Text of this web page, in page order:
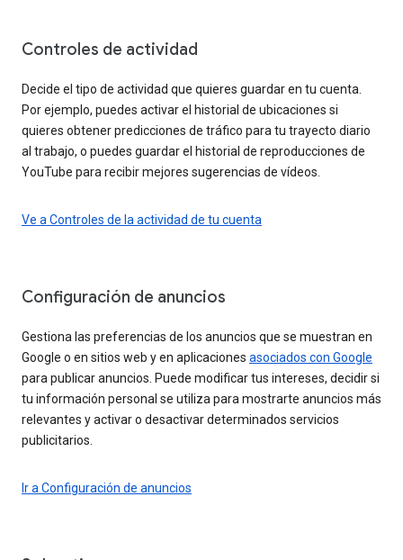
Controles de actividad
Decide el tipo de actividad que quieres guardar en tu cuenta.
Por ejemplo, puedes activar el historial de ubicaciones si
quieres obtener predicciones de tráfico para tu trayecto diario
al trabajo, o puedes guardar el historial de reproducciones de
YouTube para recibir mejores sugerencias de vídeos.
Ve a Controles de la actividad de tu cuenta
Configuración de anuncios
Gestiona las preferencias de los anuncios que se muestran en
Google o en sitios web y en aplicaciones asociados con Google
para publicar anuncios. Puede modificar tus intereses, decidir si
tu información personal se utiliza para mostrarte anuncios más
relevantes y activar o desactivar determinados servicios
publicitarios.
Ir a Configuración de anuncios